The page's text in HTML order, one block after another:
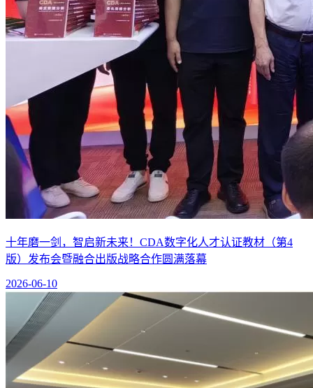
十年磨一剑，智启新未来！CDA数字化人才认证教材（第4
版）发布会暨融合出版战略合作圆满落幕
2026-06-10